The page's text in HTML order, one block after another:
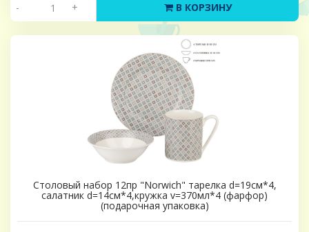
- + В КОРЗИНУ
Столовый набор 12пр "Norwich" тарелка d=19см*4,
салатник d=14см*4,кружка v=370мл*4 (фарфор)
(подарочная упаковка)